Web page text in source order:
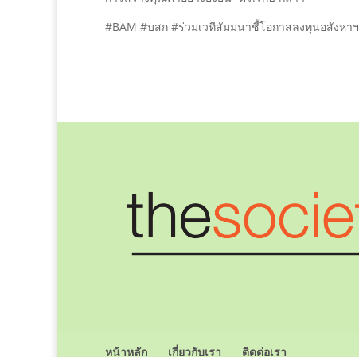
#BAM #บสก #ร่วมเวทีสัมมนาชี้โอกาสลงทุนอสังหาฯ
หน้าหลัก เกี่ยวกับเรา ติดต่อเรา